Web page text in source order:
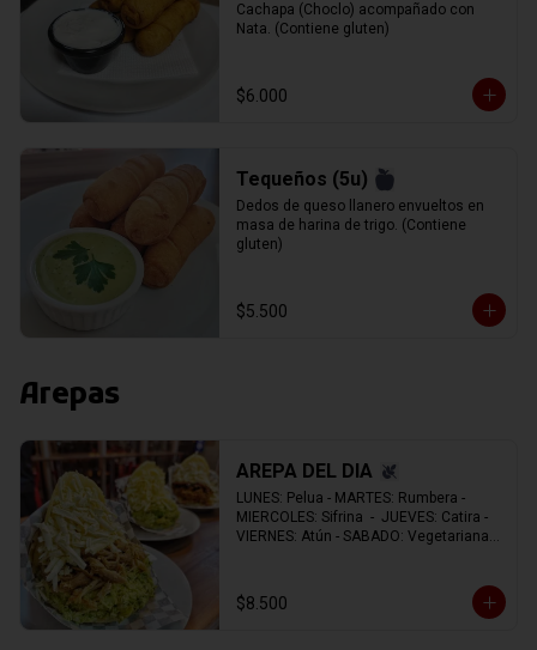
Cachapa (Choclo) acompañado con
Nata. (Contiene gluten)
$6.000
Tequeños (5u)
Dedos de queso llanero envueltos en
masa de harina de trigo. (Contiene
gluten)
$5.500
Arepas
AREPA DEL DIA
LUNES: Pelua - MARTES: Rumbera -
MIERCOLES: Sifrina  -  JUEVES: Catira -
VIERNES: Atún - SABADO: Vegetariana -
$8.500